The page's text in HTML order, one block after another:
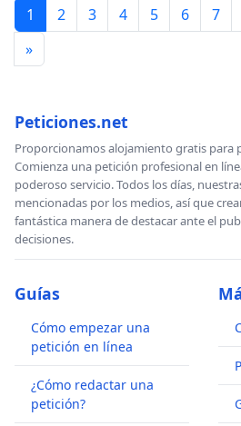
1 2 3 4 5 6 7
»
Peticiones.net
Proporcionamos alojamiento gratis para
Comienza una petición profesional en
poderoso servicio. Todos los días,
mencionadas por los medios, así que
fantástica manera de destacar ante el
decisiones.
Guías
Cómo empezar una
petición en línea
¿Cómo redactar una
petición?